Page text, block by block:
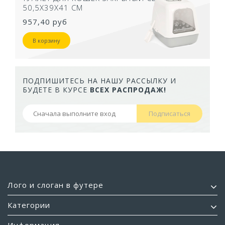
50,5Х39Х41 СМ
957,40 руб
В корзину
ПОДПИШИТЕСЬ НА НАШУ РАССЫЛКУ И
БУДЕТЕ В КУРСЕ ВСЕХ РАСПРОДАЖ!
Подписаться
Лого и слоган в футере
Категории